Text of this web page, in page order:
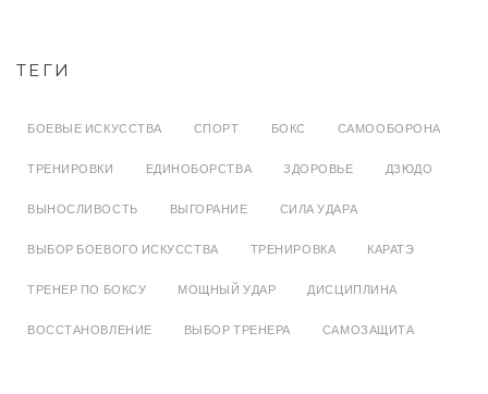
ТЕГИ
БОЕВЫЕ ИСКУССТВА СПОРТ БОКС САМООБОРОНА
ТРЕНИРОВКИ ЕДИНОБОРСТВА ЗДОРОВЬЕ ДЗЮДО
ВЫНОСЛИВОСТЬ ВЫГОРАНИЕ СИЛА УДАРА
ВЫБОР БОЕВОГО ИСКУССТВА ТРЕНИРОВКА КАРАТЭ
ТРЕНЕР ПО БОКСУ МОЩНЫЙ УДАР ДИСЦИПЛИНА
ВОССТАНОВЛЕНИЕ ВЫБОР ТРЕНЕРА САМОЗАЩИТА